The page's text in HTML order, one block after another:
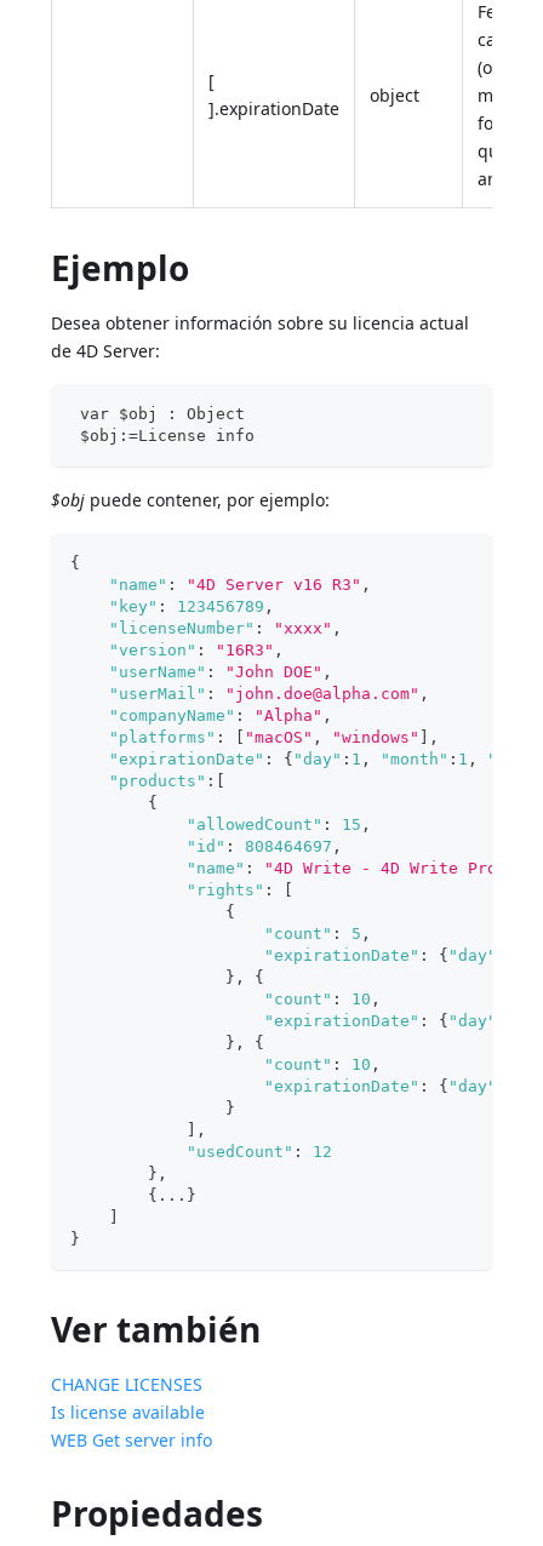
[
].expirationDate
object
Fecha
mismo
formato
que
Ejemplo
Desea obtener información sobre su licencia actual
de 4D Server:
var $obj : Object
$obj:=License info
$obj puede contener, por ejemplo:
{
"name" : "4D Server v16 R3" ,
"key" : 123456789 ,
"licenseNumber" : "xxxx" ,
"version" : "16R3" ,
"userName" : "John DOE" ,
"userMail" : "john.doe@alpha.com" ,
"companyName" : "Alpha" ,
"platforms" : "macOS" , "windows"
,
"expirationDate" : { "day" : 1 , "month" : 1 ,
"products" :
{
"allowedCount" : 15 ,
"id" : 808464697 ,
"name" : "4D Write - 4D Write Pro"
"rights" :
{
"count" : 5 ,
"expirationDate" : { "day"
} ,
{
"count" : 10 ,
"expirationDate" : { "day"
} ,
{
"count" : 10 ,
"expirationDate" : { "day"
}
,
"usedCount" :
12
} ,
{ ... }
}
Ver también
CHANGE LICENSES
Is license available
WEB Get server info
Propiedades